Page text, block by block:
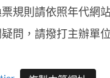
規則請依照年代網
問，請撥打主辦單